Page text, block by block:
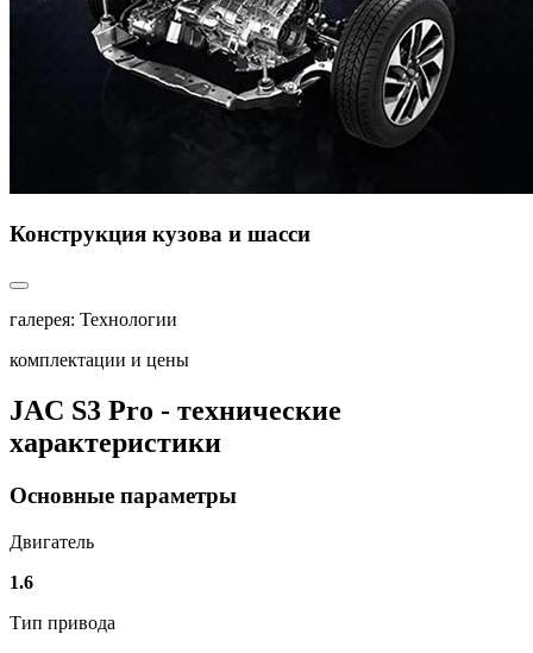
Конструкция кузова и шасси
галерея: Технологии
комплектации и цены
JAC S3 Pro - технические
характеристики
Основные параметры
Двигатель
1.6
Тип привода